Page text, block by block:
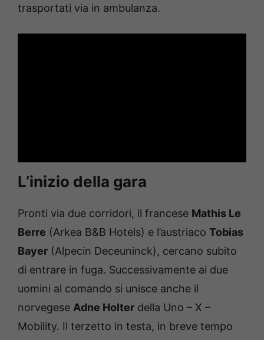
trasportati via in ambulanza.
L’inizio della gara
Pronti via due corridori, il francese Mathis Le
Berre (Arkea B&B Hotels) e l’austriaco Tobias
Bayer (Alpecin Deceuninck), cercano subito
di entrare in fuga. Successivamente ai due
uomini al comando si unisce anche il
norvegese Adne Holter della Uno – X –
Mobility. Il terzetto in testa, in breve tempo